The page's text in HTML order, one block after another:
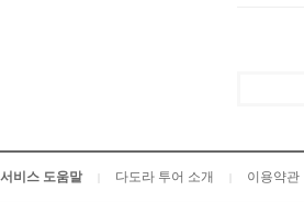
서비스 도움말 다도라 투어 소개 이용약관